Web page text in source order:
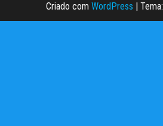
Criado com WordPress Tema: